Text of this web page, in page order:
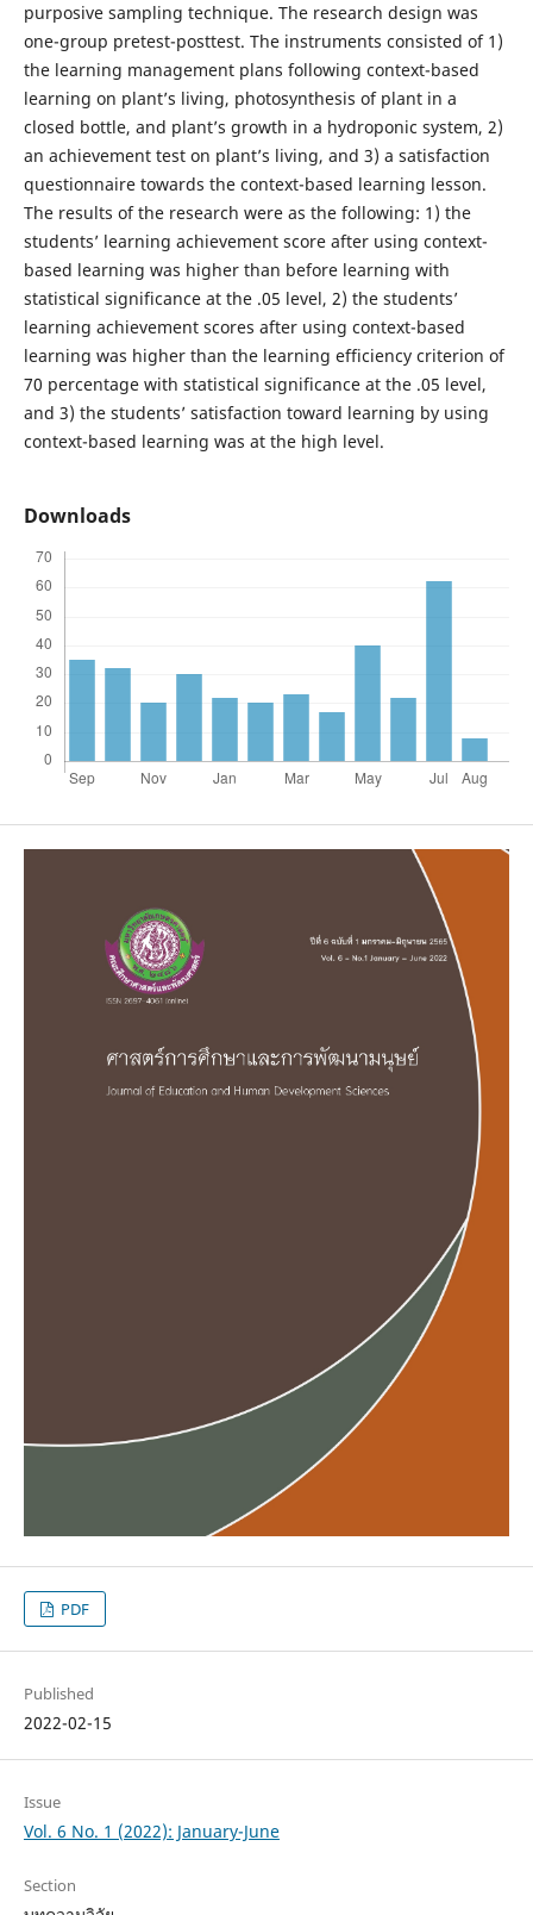
purposive sampling technique. The research design was
one-group pretest-posttest. The instruments consisted of 1)
the learning management plans following context-based
learning on plant’s living, photosynthesis of plant in a
closed bottle, and plant’s growth in a hydroponic system, 2)
an achievement test on plant’s living, and 3) a satisfaction
questionnaire towards the context-based learning lesson.
The results of the research were as the following: 1) the
students’ learning achievement score after using context-
based learning was higher than before learning with
statistical significance at the .05 level, 2) the students’
learning achievement scores after using context-based
learning was higher than the learning efficiency criterion of
70 percentage with statistical significance at the .05 level,
and 3) the students’ satisfaction toward learning by using
context-based learning was at the high level.
Downloads
PDF
Published
2022-02-15
Issue
Vol. 6 No. 1 (2022): January-June
Section